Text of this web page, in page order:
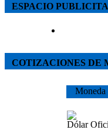
ESPACIO
COTIZACIONES DE
Moneda
Dólar